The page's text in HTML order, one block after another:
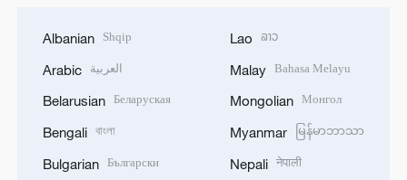
Albanian Shqip
Arabic العربية
Belarusian Беларуская
Bengali বাংলা
Bulgarian Български
Lao ລາວ
Malay Bahasa Melayu
Mongolian Монгол
Myanmar မြန်မာဘာသာ
Nepali नेपाली